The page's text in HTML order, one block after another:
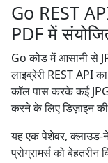
Go REST
PDF में
Go कोड में आसानी से
लाइब्रेरी REST API
कॉल पास करके कई
करने के लिए डिज़ाइन
यह एक पेशेवर, क्लाउड-
प्रोग्रामर्स को